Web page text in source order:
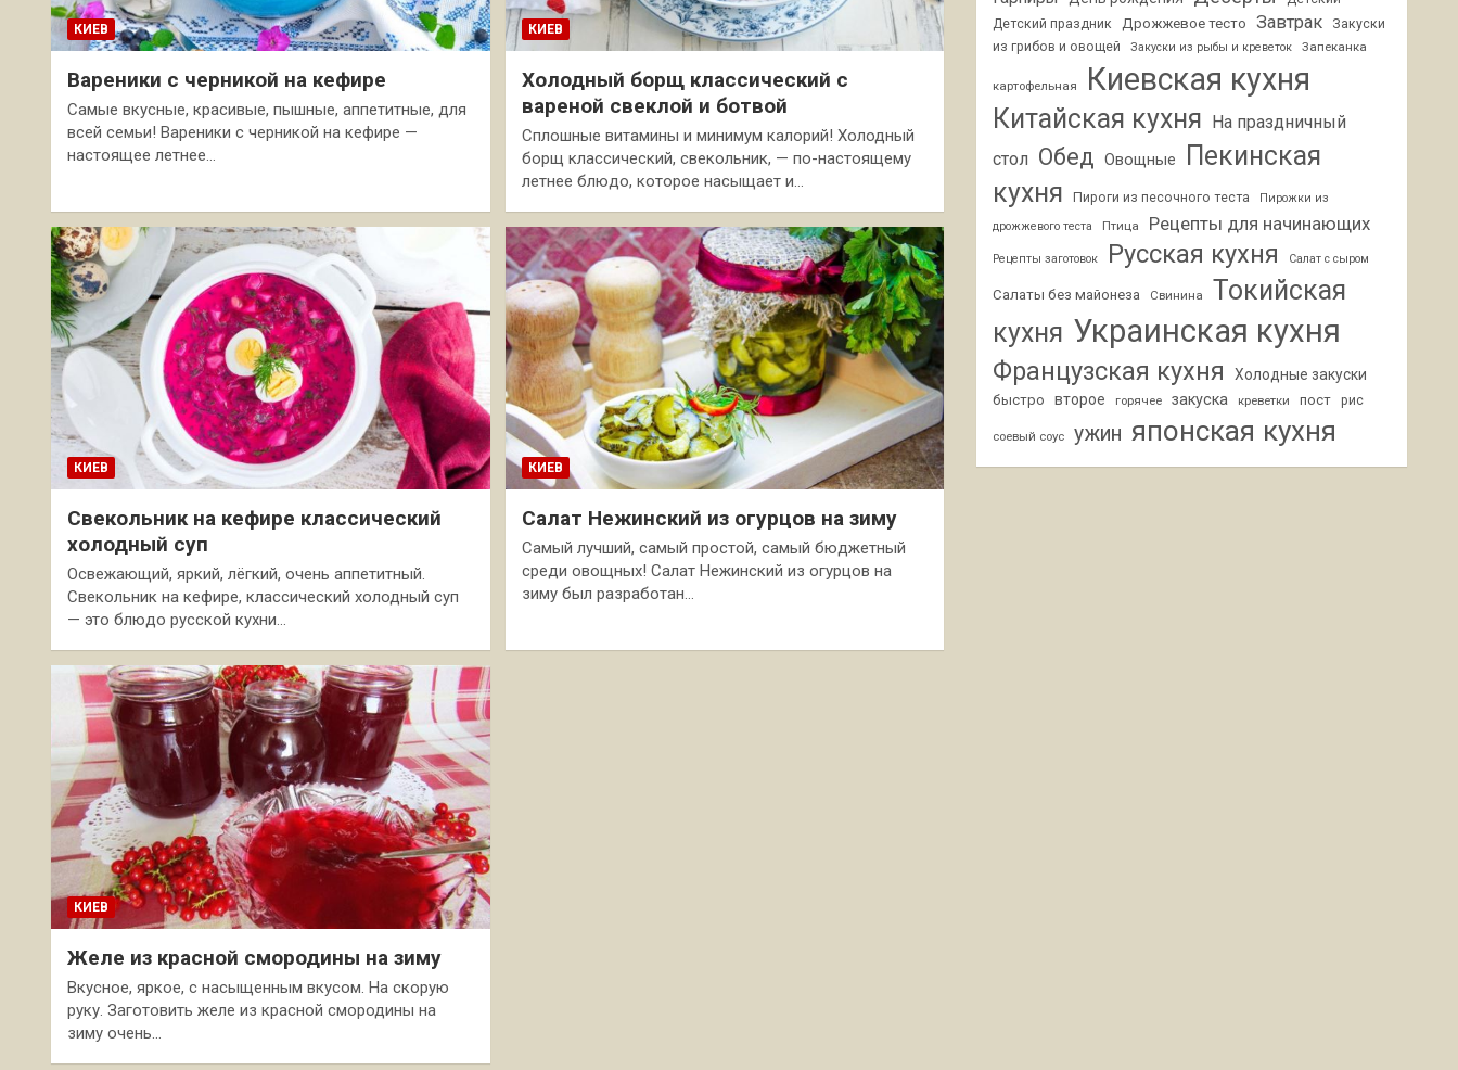
КИЕВ
Вареники с черникой на кефире
Самые вкусные, красивые, пышные, аппетитные, для
всей семьи! Вареники с черникой на кефире —
настоящее летнее…
КИЕВ
Холодный борщ классический с
вареной свеклой и ботвой
Сплошные витамины и минимум калорий! Холодный
борщ классический, свекольник, — по-настоящему
летнее блюдо, которое насыщает и…
КИЕВ
Свекольник на кефире классический
холодный суп
Освежающий, яркий, лёгкий, очень аппетитный.
Свекольник на кефире, классический холодный суп
— это блюдо русской кухни…
КИЕВ
Салат Нежинский из огурцов на зиму
Самый лучший, самый простой, самый бюджетный
среди овощных! Салат Нежинский из огурцов на
зиму был разработан…
КИЕВ
Желе из красной смородины на зиму
Вкусное, яркое, с насыщенным вкусом. На скорую
руку. Заготовить желе из красной смородины на
зиму очень…
Детский праздник
Дрожжевое тесто Завтрак
Закуски
из грибов и овощей
Закуски из рыбы и креветок Запеканка
картофельная Киевская кухня
Китайская кухня На праздничный
стол Обед Овощные
Пекинская
кухня
Пироги из песочного теста
Пирожки из
дрожжевого теста
Птица Рецепты для начинающих
Рецепты заготовок Русская кухня Салат с сыром
Салаты без майонеза Свинина
Токийская
кухня Украинская кухня
Французская кухня Холодные закуски
быстро второе горячее закуска креветки пост рис
соевый соус ужин японская кухня